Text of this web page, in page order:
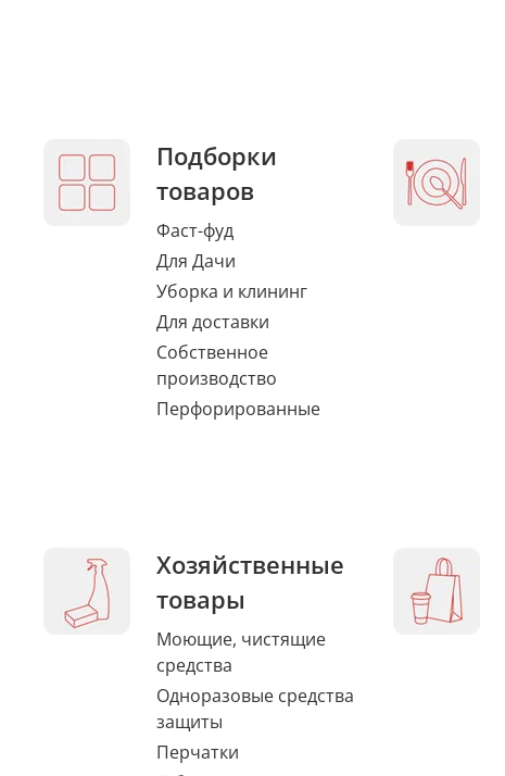
Подборки
товаров
Фаст-фуд
Для Дачи
Уборка и клининг
Для доставки
Собственное
производство
Перфорированные
Хозяйственные
товары
Моющие, чистящие
средства
Одноразовые средства
защиты
Перчатки